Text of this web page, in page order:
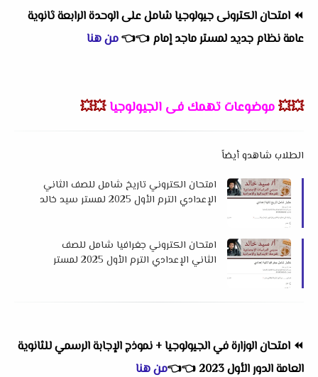
⏪ امتحان الكترونى جيولوجيا شامل على الوحدة الرابعة ثانوية
عامة نظام جديد لمستر ماجد إمام 👈
👈من هنا
💥💥موضوعات تهمك فى الجيولوجيا💥💥
الطلاب شاهدو أيضاً
امتحان الكتروني تاريخ شامل للصف الثاني
الإعدادي الترم الأول 2025 لمستر سيد خالد
امتحان الكتروني جغرافيا شامل للصف
الثاني الإعدادي الترم الأول 2025 لمستر
⏪ امتحان الوزارة في الجيولوجيا + نموذج الإجابة الرسمي للثانوية
العامة الدور الأول 2023
👈
👈من هنا